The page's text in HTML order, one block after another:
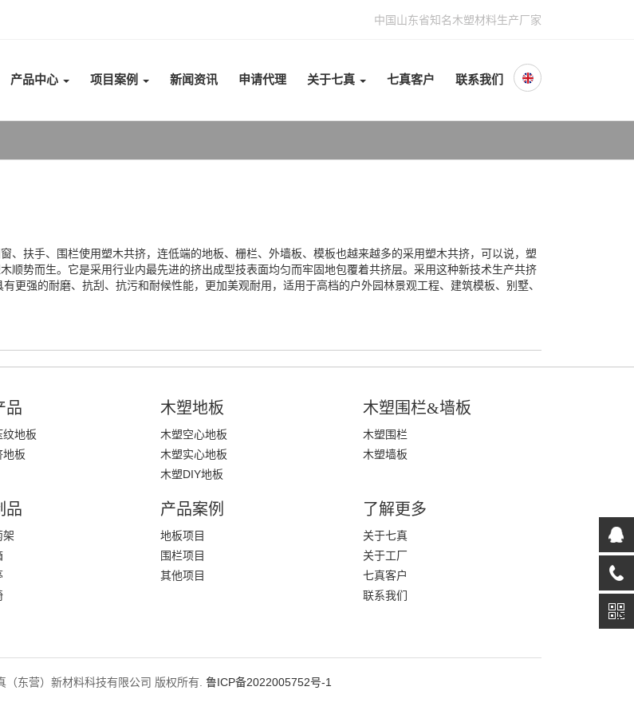
中国山东省知名木塑材料生产厂家
产品中心 项目案例 新闻资讯 申请代理 关于七真 七真客户 联系我们
、扶手、围栏使用塑木共挤，连低端的地板、栅栏、外墙板、模板也越来越多的采用塑木共挤，可以说，塑
顺势而生。它是采用行业内最先进的挤出成型技表面均匀而牢固地包覆着共挤层。采用这种新技术生产共挤
更强的耐磨、抗刮、抗污和耐候性能，更加美观耐用，适用于高档的户外园林景观工程、建筑模板、别墅、
品
纹地板
地板
木塑地板
木塑空心地板
木塑实心地板
木塑DIY地板
木塑围栏&墙板
木塑围栏
木塑墙板
品
架
产品案例
地板项目
围栏项目
其他项目
了解更多
关于七真
关于工厂
七真客户
联系我们
（东营）新材料科技有限公司 版权所有.鲁ICP备2022005752号-1